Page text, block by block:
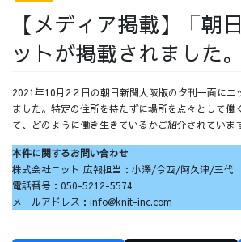
採用情報
採用情報トップ
【メディア掲載】「朝
ットが掲載されました。
2021年10月2２日の朝日新聞大阪版の夕刊一面にニ
ました。特定の住所を持たずに場所を点々として働
て、どのように働き生きているかご紹介されていま
本件に関するお問い合わせ
株式会社ニット 広報担当：小澤/今西/阿久津/三代
電話番号：050-5212-5574
メールアドレス：info@knit-inc.com